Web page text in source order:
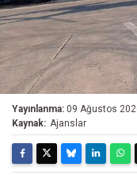
Yayınlanma: 09 Ağustos
Kaynak: Ajanslar